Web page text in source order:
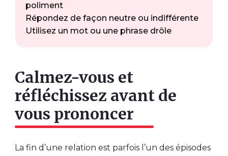
poliment
Répondez de façon neutre ou indifférente
Utilisez un mot ou une phrase drôle
Calmez-vous et
réfléchissez avant de
vous prononcer
La fin d’une relation est parfois l’un des épisodes